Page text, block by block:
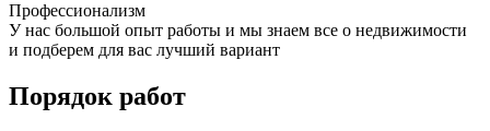
Профессионализм
У нас большой опыт работы и мы знаем все о недвижимости
и подберем для вас лучший вариант
Порядок работ